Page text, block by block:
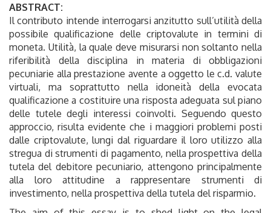
ABSTRACT:
Il contributo intende interrogarsi anzitutto sull’utilità della
possibile qualificazione delle criptovalute in termini di
moneta. Utilità, la quale deve misurarsi non soltanto nella
riferibilità della disciplina in materia di obbligazioni
pecuniarie alla prestazione avente a oggetto le c.d. valute
virtuali, ma soprattutto nella idoneità della evocata
qualificazione a costituire una risposta adeguata sul piano
delle tutele degli interessi coinvolti. Seguendo questo
approccio, risulta evidente che i maggiori problemi posti
dalle criptovalute, lungi dal riguardare il loro utilizzo alla
stregua di strumenti di pagamento, nella prospettiva della
tutela del debitore pecuniario, attengono principalmente
alla loro attitudine a rappresentare strumenti di
investimento, nella prospettiva della tutela del risparmio.